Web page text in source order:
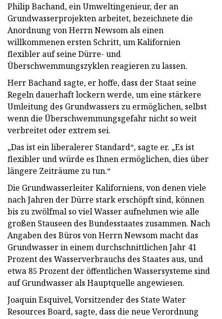
Philip Bachand, ein Umweltingenieur, der an
Grundwasserprojekten arbeitet, bezeichnete die
Anordnung von Herrn Newsom als einen
willkommenen ersten Schritt, um Kalifornien
flexibler auf seine Dürre- und
Überschwemmungszyklen reagieren zu lassen.
Herr Bachand sagte, er hoffe, dass der Staat seine
Regeln dauerhaft lockern werde, um eine stärkere
Umleitung des Grundwassers zu ermöglichen, selbst
wenn die Überschwemmungsgefahr nicht so weit
verbreitet oder extrem sei.
„Das ist ein liberalerer Standard“, sagte er. „Es ist
flexibler und würde es Ihnen ermöglichen, dies über
längere Zeiträume zu tun.“
Die Grundwasserleiter Kaliforniens, von denen viele
nach Jahren der Dürre stark erschöpft sind, können
bis zu zwölfmal so viel Wasser aufnehmen wie alle
großen Stauseen des Bundesstaates zusammen. Nach
Angaben des Büros von Herrn Newsom macht das
Grundwasser in einem durchschnittlichen Jahr 41
Prozent des Wasserverbrauchs des Staates aus, und
etwa 85 Prozent der öffentlichen Wassersysteme sind
auf Grundwasser als Hauptquelle angewiesen.
Joaquin Esquivel, Vorsitzender des State Water
Resources Board, sagte, dass die neue Verordnung